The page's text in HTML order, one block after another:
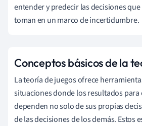
entender y predecir las decisiones
toman en un marco de incertidumbre.
Conceptos básicos de la
La teoría de juegos ofrece
situaciones donde los resultados
dependen no solo de sus propias
de las decisiones de los demás. Estos